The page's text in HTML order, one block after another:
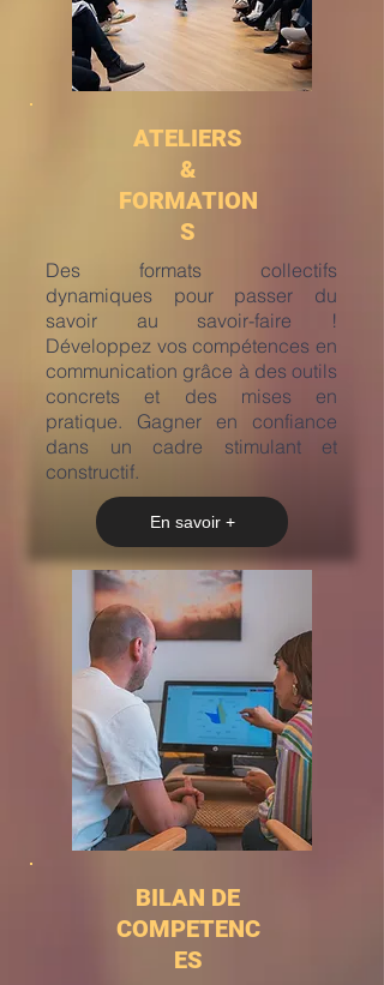
ATELIERS
&
FORMATION
S
​Des formats collectifs
dynamiques pour passer du
savoir au savoir-faire !
Développez vos compétences en
communication grâce à des outils
concrets et des mises en
pratique. Gagner en confiance
dans un cadre stimulant et
constructif.
En savoir +
BILAN DE
COMPETENC
ES